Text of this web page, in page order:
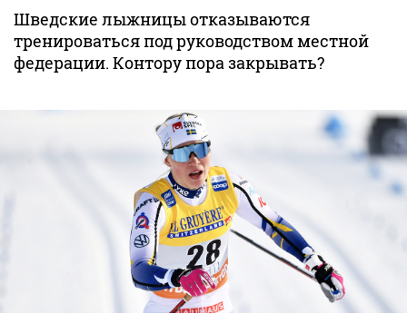
Шведские лыжницы отказываются
тренироваться под руководством местной
федерации. Контору пора закрывать?